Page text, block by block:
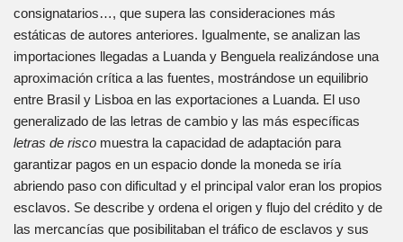
consignatarios…, que supera las consideraciones más
estáticas de autores anteriores. Igualmente, se analizan las
importaciones llegadas a Luanda y Benguela realizándose una
aproximación crítica a las fuentes, mostrándose un equilibrio
entre Brasil y Lisboa en las exportaciones a Luanda. El uso
generalizado de las letras de cambio y las más específicas
letras de risco muestra la capacidad de adaptación para
garantizar pagos en un espacio donde la moneda se iría
abriendo paso con dificultad y el principal valor eran los propios
esclavos. Se describe y ordena el origen y flujo del crédito y de
las mercancías que posibilitaban el tráfico de esclavos y sus